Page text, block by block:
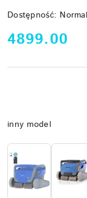
Dostępność:
cena:
4899.00
Wariant
inny model